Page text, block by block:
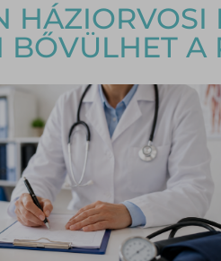
HÁZIORVOSI
BŐVÜLHET A